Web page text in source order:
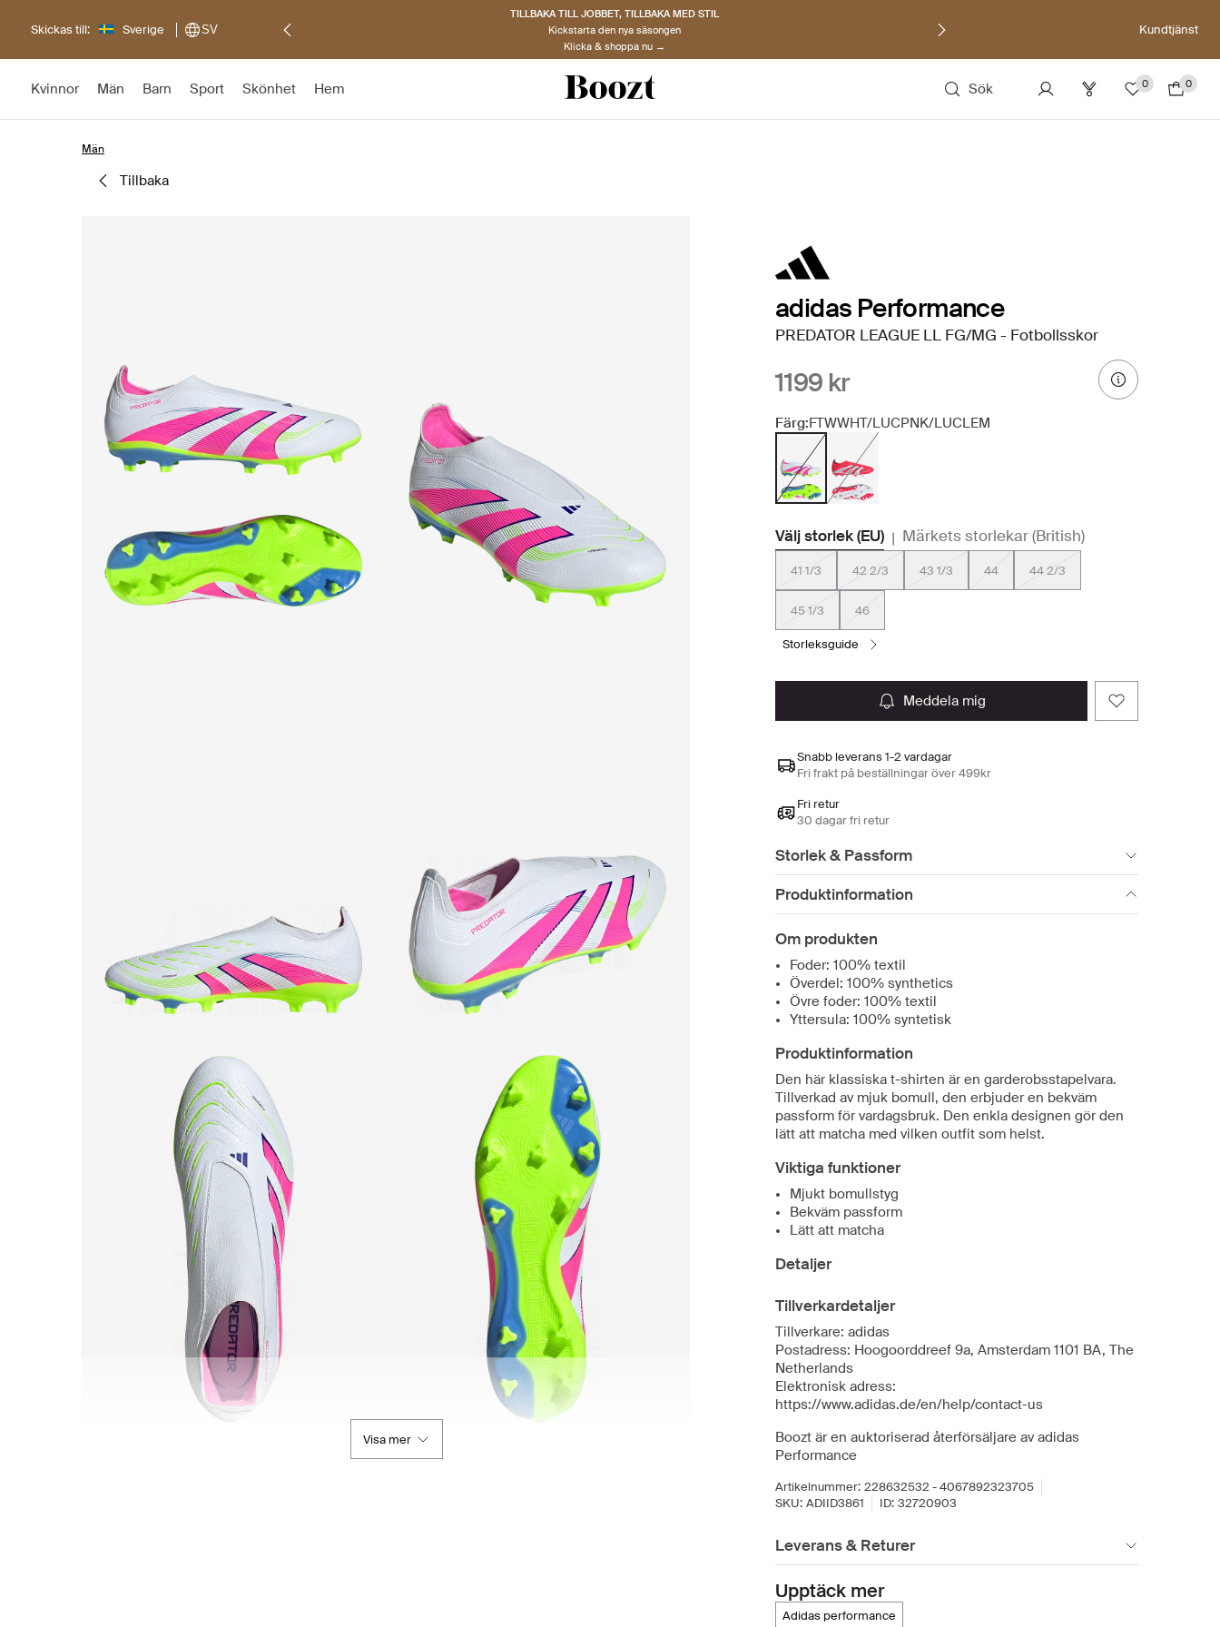
Skickas till: Sverige SV
TILLBAKA TILL JOBBET, TILLBAKA MED STIL
Kickstarta den nya säsongen
Klicka & shoppa nu →
Kundtjänst
Kvinnor Män Barn Sport Skönhet Hem Sök 0 0
Män
tillbaka
Visa mer
adidas Performance
PREDATOR LEAGUE LL FG/MG - Fotbollsskor
1199 kr
Färg:FTWWHT/LUCPNK/LUCLEM
Välj storlek (EU) | Märkets storlekar (British)
41 1/3 42 2/3 43 1/3 44 44 2/3
45 1/3 46
storleksguide
meddela mig
Snabb leverans 1-2 vardagar
Fri frakt på beställningar över 499kr
Fri retur
30 dagar fri retur
Storlek & Passform
Produktinformation
Om produkten
Foder: 100% textil
Överdel: 100% synthetics
Övre foder: 100% textil
Yttersula: 100% syntetisk
Produktinformation
Den här klassiska t-shirten är en garderobsstapelvara.
Tillverkad av mjuk bomull, den erbjuder en bekväm
passform för vardagsbruk. Den enkla designen gör den
lätt att matcha med vilken outfit som helst.
Viktiga funktioner
Mjukt bomullstyg
Bekväm passform
Lätt att matcha
Detaljer
Tillverkardetaljer
Tillverkare: adidas
Postadress: Hoogoorddreef 9a, Amsterdam 1101 BA, The
Netherlands
Elektronisk adress:
https://www.adidas.de/en/help/contact-us
Boozt är en auktoriserad återförsäljare av adidas
Performance
Artikelnummer: 228632532 - 4067892323705
SKU: ADIID3861 ID: 32720903
Leverans & Returer
Upptäck mer
adidas performance